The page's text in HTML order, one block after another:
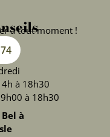
à tout moment !
à 18h30
à 18h30
à